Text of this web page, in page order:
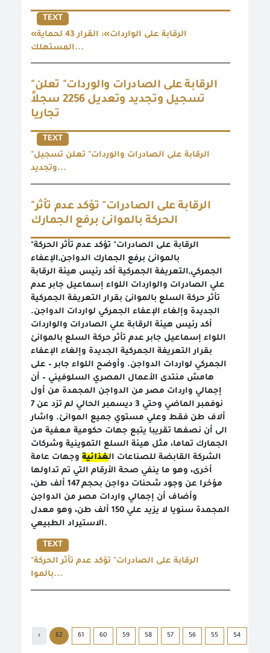
TEXT
«الرقابة على الواردات»: القرار 43 لحماية
المستهلك...
"الرقابة على الصادرات والوردات" تعلن
تسجيل وتجديد وتعديل 2256 سجلاً
تجاريا
TEXT
"الرقابة على الصادرات والوردات" تعلن تسجيل
وتجديد...
"الرقابة على الصادرات" تؤكد عدم تأثر
الحركة بالموانئ برفع الجمارك
"الرقابة على الصادرات" تؤكد عدم تأثر الحركة
بالموانئ برفع الجمارك الدواجن,الإعفاء
الجمركي,التعريفة الجمركية أكد رئيس هيئة الرقابة
علي الصادرات والواردات اللواء إسماعيل جابر عدم
تأثر حركة السلع بالموانئ بقرار التعريفة الجمركية
الجديدة وإلغاء الإعفاء الجمركي لواردات الدواجن.
أكد رئيس هيئة الرقابة علي الصادرات والواردات
اللواء إسماعيل جابر عدم تأثر حركة السلع بالموانئ
بقرار التعريفة الجمركية الجديدة وإلغاء الإعفاء
الجمركي لواردات الدواجن. وأوضح اللواء جابر – على
هامش منتدى الأعمال المصري السلوفيني – أن
إجمالي واردات مصر من الدواجن المجمدة من أول
نوفمبر الماضي وحتي 3 ديسمبر الحالي لم تزد عن 7
ألاف طن فقط وعلي مستوي جميع الموانئ. واشار
الى أن نصفها تقريبا يتبع جهات حكومية معفية من
الجمارك تماما، مثل هيئة السلع التموينية وشركات
الشركة القابضة للصناعات الغذائية وجهات عامة
أخرى، وهو ما ينفي صحة الأرقام التي تم تداولها
مؤخرا عن وجود شحنات دواجن بحجم 147 ألف طن،
وأضاف أن إجمالي واردات مصر من الدواجن
المجمدة سنويا لا يزيد علي 150 ألف طن، وهو معدل
الاستيراد الطبيعي.
TEXT
"الرقابة على الصادرات" تؤكد عدم تأثر الحركة
بالموا...
54
55
56
57
58
59
60
61
62
›